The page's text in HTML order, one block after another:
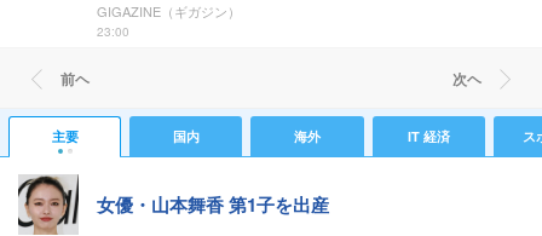
GIGAZINE（ギガジン）
23:00
前ヘ 次ヘ
主要 国内 海外 IT 経済 ス
女優・山本舞香 第1子を出産